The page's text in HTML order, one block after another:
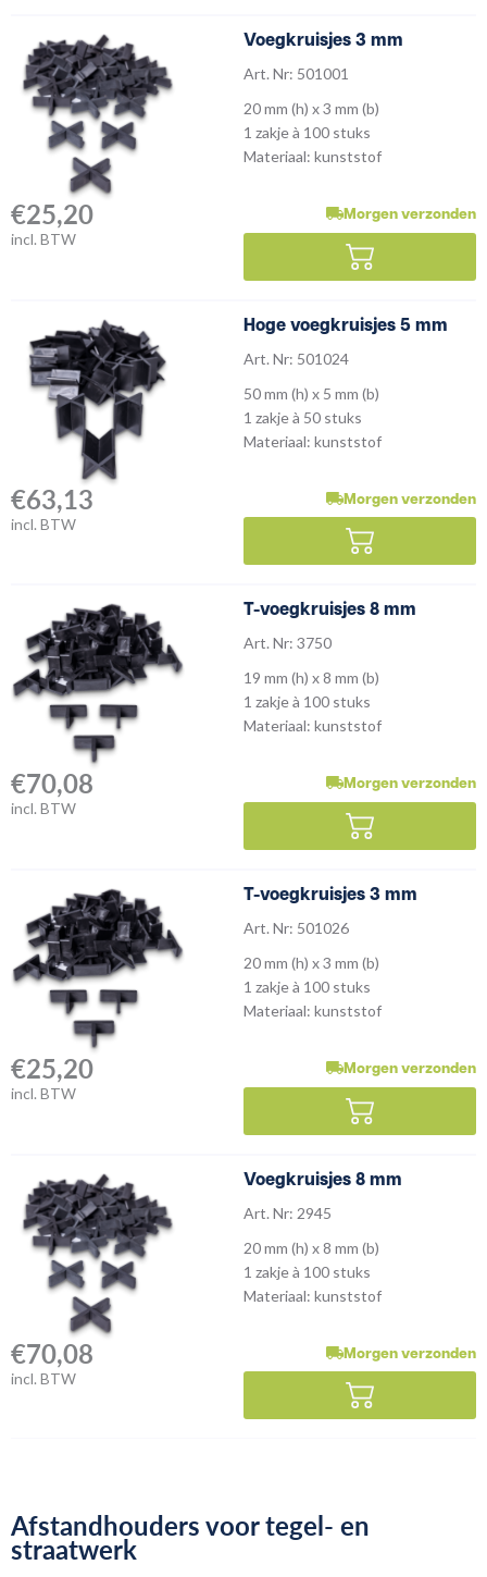
Voegkruisjes 3 mm
Art. Nr: 501001
20 mm (h) x 3 mm (b)
1 zakje à 100 stuks
Materiaal: kunststof
€25,20
incl. BTW
Morgen verzonden
Hoge voegkruisjes 5 mm
Art. Nr: 501024
50 mm (h) x 5 mm (b)
1 zakje à 50 stuks
Materiaal: kunststof
€63,13
incl. BTW
Morgen verzonden
T-voegkruisjes 8 mm
Art. Nr: 3750
19 mm (h) x 8 mm (b)
1 zakje à 100 stuks
Materiaal: kunststof
€70,08
incl. BTW
Morgen verzonden
T-voegkruisjes 3 mm
Art. Nr: 501026
20 mm (h) x 3 mm (b)
1 zakje à 100 stuks
Materiaal: kunststof
€25,20
incl. BTW
Morgen verzonden
Voegkruisjes 8 mm
Art. Nr: 2945
20 mm (h) x 8 mm (b)
1 zakje à 100 stuks
Materiaal: kunststof
€70,08
incl. BTW
Morgen verzonden
Afstandhouders voor tegel- en
straatwerk